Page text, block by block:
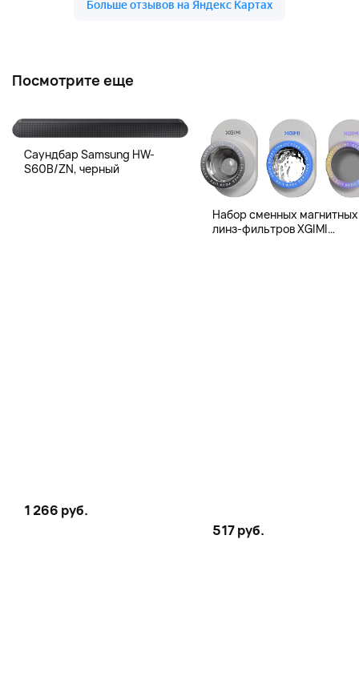
Посмотрите еще
Саундбар Samsung HW-
S60B/ZN, черный
1 266 руб.
Набор сменных магнитных
линз-фильтров XGIMI
517 руб.